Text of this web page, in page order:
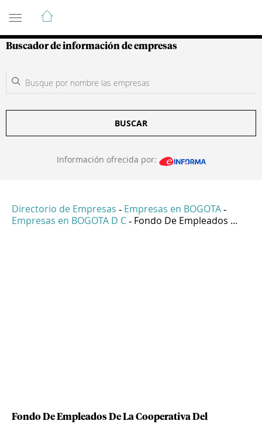
Guía de Empresas Colombianas
Buscador de información de empresas
BUSCAR
Información ofrecida por:
Directorio de Empresas - Empresas en BOGOTA -
Empresas en BOGOTA D C - Fondo De Empleados ...
Fondo De Empleados De La Cooperativa Del